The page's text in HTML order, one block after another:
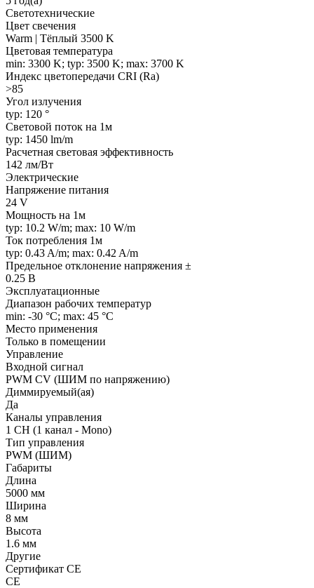
Светотехнические
Цвет свечения
Warm | Тёплый 3500 K
Цветовая температура
min: 3300 K; typ: 3500 K; max: 3700 K
Индекс цветопередачи CRI (Ra)
>85
Угол излучения
typ: 120 °
Световой поток на 1м
typ: 1450 lm/m
Расчетная световая эффективность
142 лм/Вт
Электрические
Напряжение питания
24 V
Мощность на 1м
typ: 10.2 W/m; max: 10 W/m
Ток потребления 1м
typ: 0.43 A/m; max: 0.42 A/m
Предельное отклонение напряжения ±
0.25 В
Эксплуатационные
Диапазон рабочих температур
min: -30 °C; max: 45 °C
Место применения
Только в помещении
Управление
Входной сигнал
PWM СV (ШИМ по напряжению)
Диммируемый(ая)
Да
Каналы управления
1 CH (1 канал - Mono)
Тип управления
PWM (ШИМ)
Габариты
Длина
5000 мм
Ширина
8 мм
Высота
1.6 мм
Другие
Сертификат CE
CE